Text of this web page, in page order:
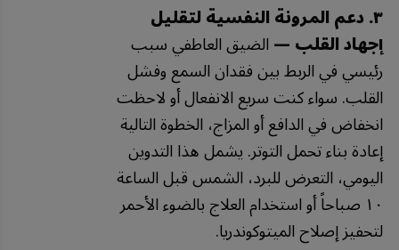
٣. دعم المرونة النفسية لتقليل
إجهاد القلب —الضيق العاطفي سبب
رئيسي في الربط بين فقدان السمع وفشل
القلب. سواء كنت سريع الانفعال أو لاحظت
انخفاض في الدافع أو المزاج، الخطوة التالية
إعادة بناء تحمل التوتر. يشمل هذا التدوين
اليومي، التعرض للبرد، الشمس قبل الساعة
١٠ صباحاً أو استخدام العلاج بالضوء الأحمر
لتحفيز إصلاح الميتوكوندريا.